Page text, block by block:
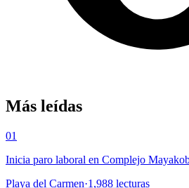
Más leídas
01
Inicia paro laboral en Complejo
Playa del Carmen·1,988 lecturas